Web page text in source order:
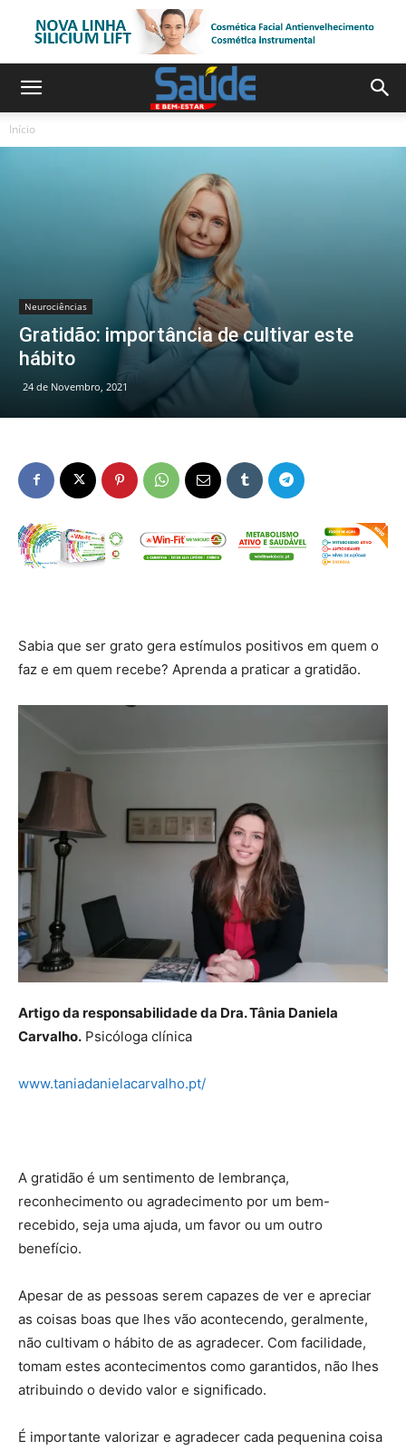
Início
Neurociências
Gratidão: importância de cultivar este
hábito
24 de Novembro, 2021
Sabia que ser grato gera estímulos positivos em quem o
faz e em quem recebe? Aprenda a praticar a gratidão.
Artigo da responsabilidade da Dra. Tânia Daniela
Carvalho. Psicóloga clínica
www.taniadanielacarvalho.pt/
A gratidão é um sentimento de lembrança,
reconhecimento ou agradecimento por um bem-
recebido, seja uma ajuda, um favor ou um outro
benefício.
Apesar de as pessoas serem capazes de ver e apreciar
as coisas boas que lhes vão acontecendo, geralmente,
não cultivam o hábito de as agradecer. Com facilidade,
tomam estes acontecimentos como garantidos, não lhes
atribuindo o devido valor e significado.
É importante valorizar e agradecer cada pequenina coisa